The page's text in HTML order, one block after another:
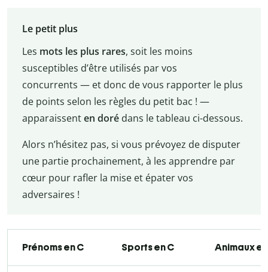
Le petit plus
Les mots les plus rares, soit les moins
susceptibles d’être utilisés par vos
concurrents — et donc de vous rapporter le plus
de points selon les règles du petit bac ! —
apparaissenten dorédans le tableau ci-dessous.
Alors n’hésitez pas, si vous prévoyez de disputer
une partie prochainement, à les apprendre par
cœur pour rafler la mise et épater vos
adversaires !
Prénoms en C Sports en C Animaux